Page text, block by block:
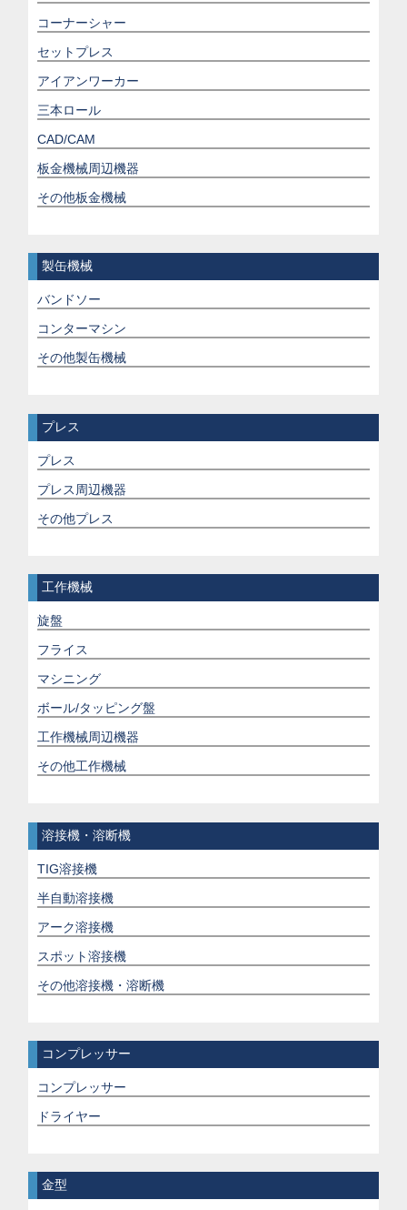
コーナーシャー
セットプレス
アイアンワーカー
三本ロール
CAD/CAM
板金機械周辺機器
その他板金機械
製缶機械
バンドソー
コンターマシン
その他製缶機械
プレス
プレス
プレス周辺機器
その他プレス
工作機械
旋盤
フライス
マシニング
ボール/タッピング盤
工作機械周辺機器
その他工作機械
溶接機・溶断機
TIG溶接機
半自動溶接機
アーク溶接機
スポット溶接機
その他溶接機・溶断機
コンプレッサー
コンプレッサー
ドライヤー
金型